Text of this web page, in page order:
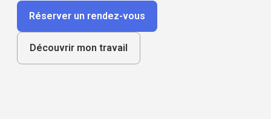
Réserver un rendez-vous
Découvrir mon travail